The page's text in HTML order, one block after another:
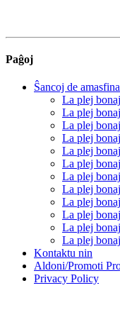
Paĝoj
Ŝancoj de
La plej
La plej
La plej
La plej
La plej
La plej
La plej
La plej
La plej
La plej
La plej
La plej
Kontaktu nin
Aldoni/Promoti
Privacy Policy